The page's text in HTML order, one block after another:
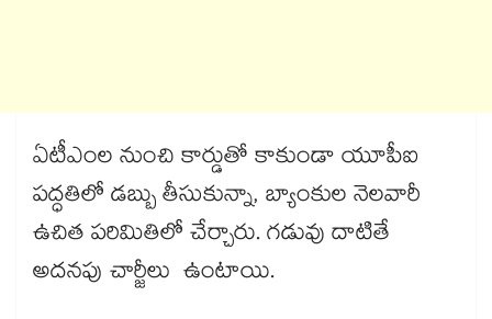
ఏటీఎంల నుంచి కార్డుతో కాకుండా యూపీఐ
పద్ధతిలో డబ్బు తీసుకున్నా, బ్యాంకుల నెలవారీ
ఉచిత పరిమితిలో చేర్చారు. గడువు దాటితే
అదనపు చార్జీలు ఉంటాయి.